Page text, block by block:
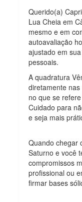
Querido(a)
Lua Cheia em
mesmo e em
autoavaliação
ajustado em
pessoais.
A quadratura
diretamente
no que se
Cuidado para
e seja mais
Quando chegar
Saturno e você
compromissos
profissional ou
firmar bases